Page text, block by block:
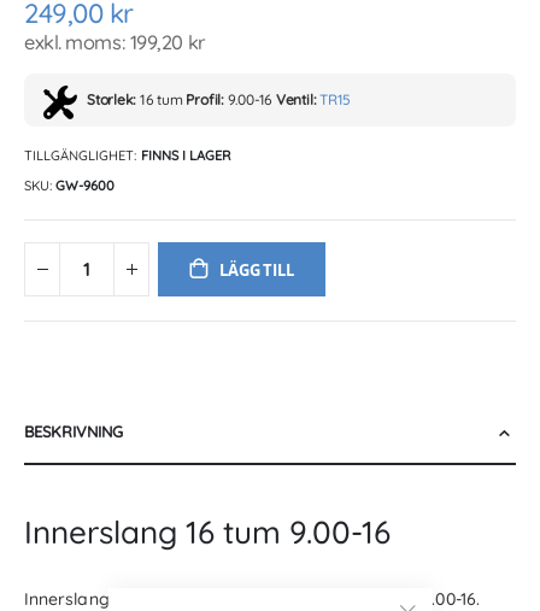
the
images
249,00 kr
199,20 kr
Storlek: 16 tum Profil:9.00-16 Ventil:TR15
TILLGÄNGLIGHET: FINNS I LAGER
SKU GW-9600
LÄGG TILL
BESKRIVNING
Innerslang 16 tum 9.00-16
Innerslang för 16 tums framdäck med däckprofil 9.00-16.